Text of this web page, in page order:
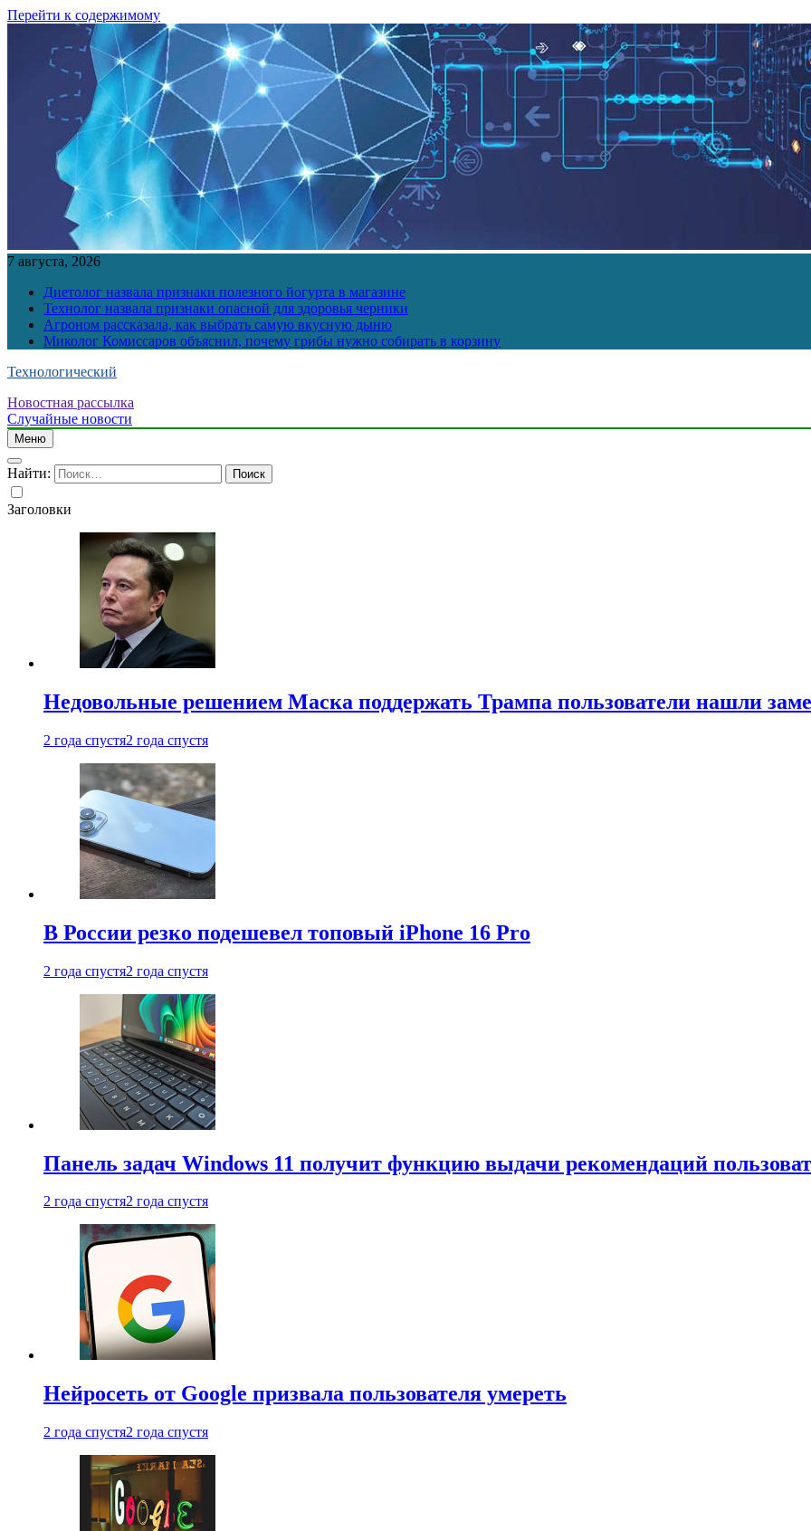
Перейти к содержимому
7 августа, 2026
Диетолог назвала признаки полезного йогурта в магазине
Технолог назвала признаки опасной для здоровья черники
Агроном рассказала, как выбрать самую вкусную дыню
Миколог Комиссаров объяснил, почему грибы нужно собирать в корзину
Технологический
Новостная рассылка
Случайные новости
Меню
Найти:
Заголовки
Недовольные решением Маска поддержать Трампа пользователи нашли
2 года спустя2 года спустя
В России резко подешевел топовый iPhone 16 Pro
2 года спустя2 года спустя
Панель задач Windows 11 получит функцию выдачи рекомендаций
2 года спустя2 года спустя
Нейросеть от Google призвала пользователя умереть
2 года спустя2 года спустя